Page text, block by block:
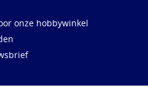
onze hobbywinkel